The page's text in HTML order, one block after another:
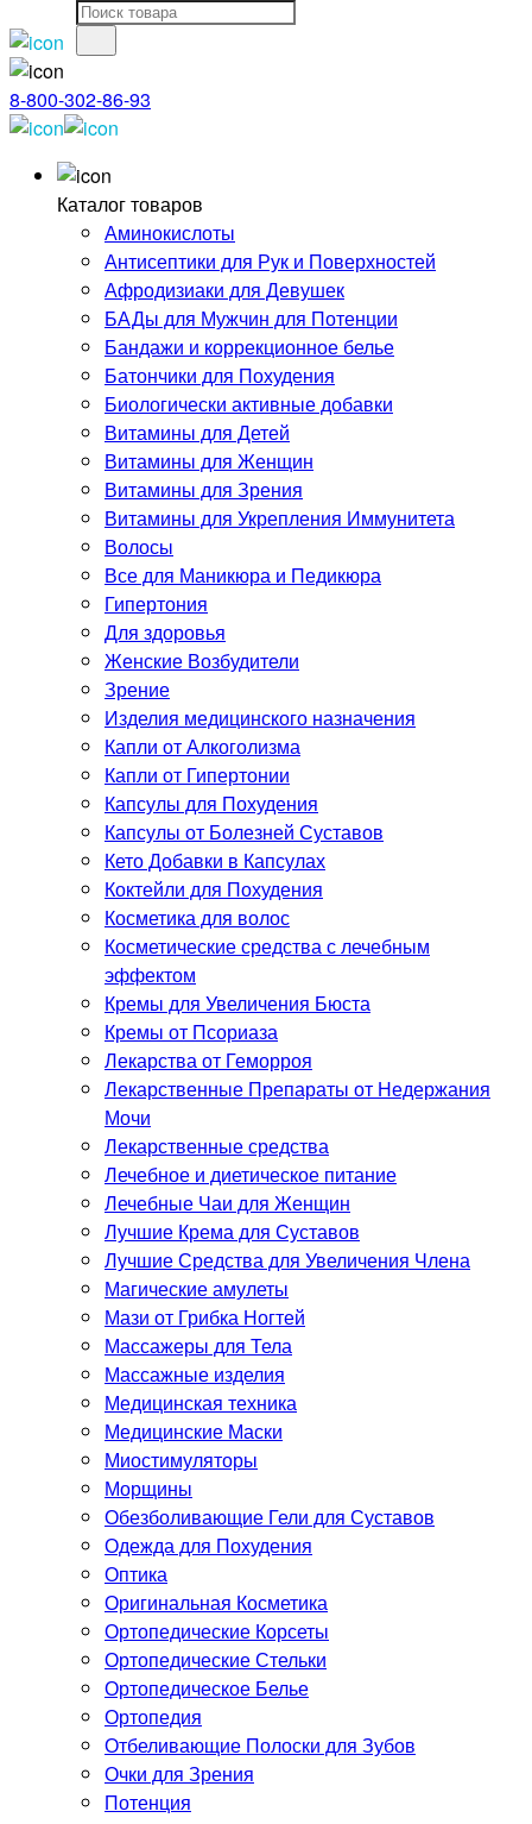
8-800-302-86-93
Каталог товаров
Аминокислоты
Антисептики для Рук и Поверхностей
Афродизиаки для Девушек
БАДы для Мужчин для Потенции
Бандажи и коррекционное белье
Батончики для Похудения
Биологически активные добавки
Витамины для Детей
Витамины для Женщин
Витамины для Зрения
Витамины для Укрепления Иммунитета
Волосы
Все для Маникюра и Педикюра
Гипертония
Для здоровья
Женские Возбудители
Зрение
Изделия медицинского назначения
Капли от Алкоголизма
Капли от Гипертонии
Капсулы для Похудения
Капсулы от Болезней Суставов
Кето Добавки в Капсулах
Коктейли для Похудения
Косметика для волос
Косметические средства с лечебным
эффектом
Кремы для Увеличения Бюста
Кремы от Псориаза
Лекарства от Геморроя
Лекарственные Препараты от Недержания
Мочи
Лекарственные средства
Лечебное и диетическое питание
Лечебные Чаи для Женщин
Лучшие Крема для Суставов
Лучшие Средства для Увеличения Члена
Магические амулеты
Мази от Грибка Ногтей
Массажеры для Тела
Массажные изделия
Медицинская техника
Медицинские Маски
Миостимуляторы
Морщины
Обезболивающие Гели для Суставов
Одежда для Похудения
Оптика
Оригинальная Косметика
Ортопедические Корсеты
Ортопедические Стельки
Ортопедическое Белье
Ортопедия
Отбеливающие Полоски для Зубов
Очки для Зрения
Потенция